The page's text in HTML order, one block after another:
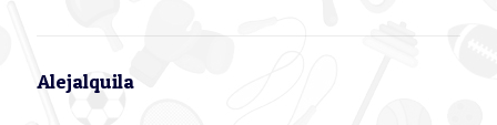
Alejalquila